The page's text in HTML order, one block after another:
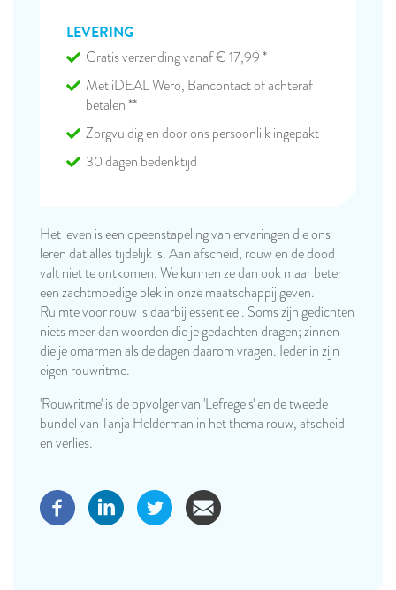
LEVERING
Gratis verzending vanaf € 17,99 *
Met iDEAL Wero, Bancontact of achteraf
betalen **
Zorgvuldig en door ons persoonlijk ingepakt
30 dagen bedenktijd
Het leven is een opeenstapeling van ervaringen die ons
leren dat alles tijdelijk is. Aan afscheid, rouw en de dood
valt niet te ontkomen. We kunnen ze dan ook maar beter
een zachtmoedige plek in onze maatschappij geven.
Ruimte voor rouw is daarbij essentieel. Soms zijn gedichten
niets meer dan woorden die je gedachten dragen; zinnen
die je omarmen als de dagen daarom vragen. Ieder in zijn
eigen rouwritme.
'Rouwritme' is de opvolger van 'Lefregels' en de tweede
bundel van Tanja Helderman in het thema rouw, afscheid
en verlies.